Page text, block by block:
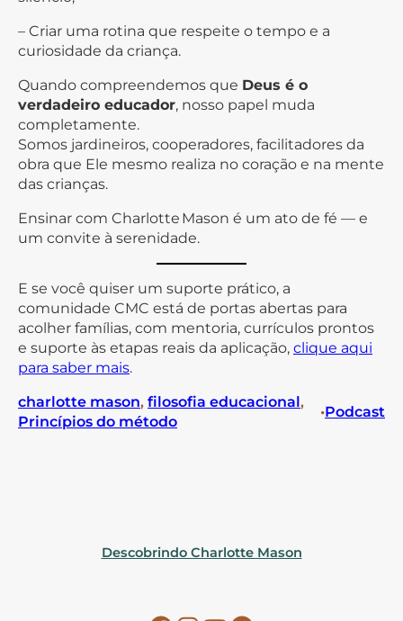
– Criar uma rotina que respeite o tempo e a
curiosidade da criança.
Quando compreendemos que Deus é o
verdadeiro educador, nosso papel muda
completamente.
Somos jardineiros, cooperadores, facilitadores da
obra que Ele mesmo realiza no coração e na mente
das crianças.
Ensinar com Charlotte Mason é um ato de fé — e
um convite à serenidade.
E se você quiser um suporte prático, a
comunidade CMC está de portas abertas para
acolher famílias, com mentoria, currículos prontos
e suporte às etapas reais da aplicação, clique aqui
para saber mais.
charlotte mason, filosofia educacional
Princípios do método
•Podcast
Descobrindo Charlotte Mason